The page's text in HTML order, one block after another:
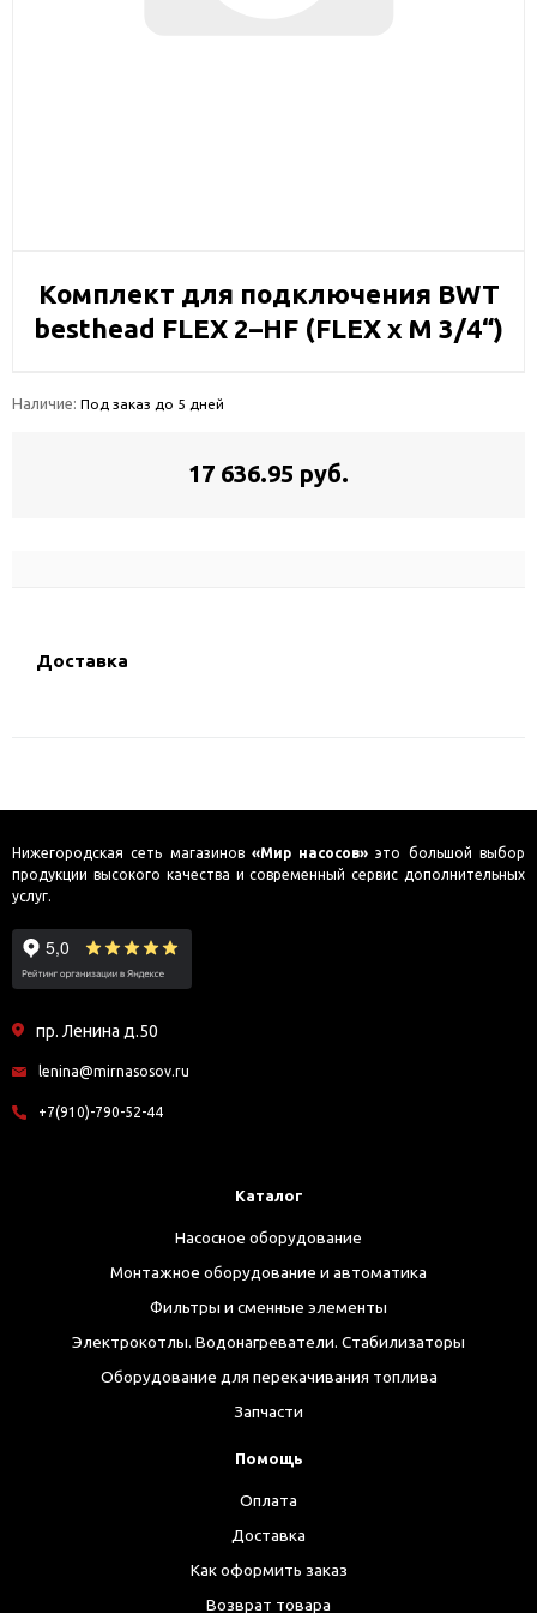
Комплект для подключения BWT
besthead FLEX 2–HF (FLEX х M 3/4“)
Наличие: Под заказ до 5 дней
17 636.95 руб.
Доставка
Нижегородская сеть магазинов «Мир насосов» это большой выбор
продукции высокого качества и современный сервис дополнительных
услуг.
пр. Ленина д.50
lenina@mirnasosov.ru
+7(910)-790-52-44
Каталог
Насосное оборудование
Монтажное оборудование и автоматика
Фильтры и сменные элементы
Электрокотлы. Водонагреватели. Стабилизаторы
Оборудование для перекачивания топлива
Запчасти
Помощь
Оплата
Доставка
Как оформить заказ
Возврат товара